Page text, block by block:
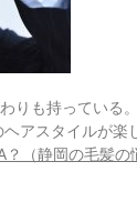
りも持っている
アスタイルが楽
？（静岡の毛髪